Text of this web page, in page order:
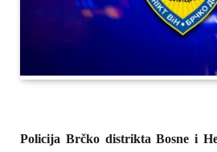
Policija Brčko distrikta Bosne i